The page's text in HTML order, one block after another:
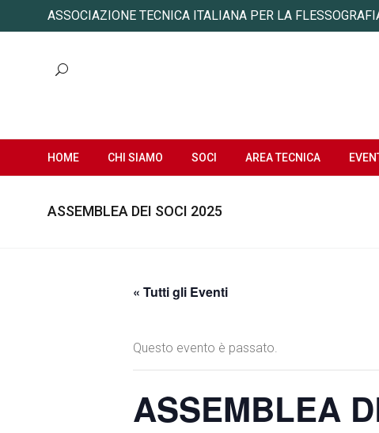
ASSOCIAZIONE TECNICA ITALIANA PER LA
HOME CHI SIAMO SOCI AREA TECNICA
ASSEMBLEA DEI SOCI 2025
« Tutti gli Eventi
Questo evento è passato.
ASSEMBLEA